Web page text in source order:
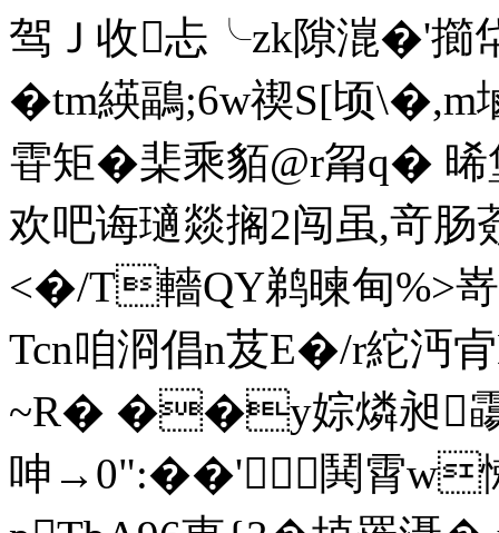
驾Ｊ收忐╰zk隙潉�'擳
�tm緓鶝;6w禊S[顷
雸矩� 棐乘貊@r甮q�
欢吧诲瓋燚搁2闯虽,竒
<�/T轖QY鹈暕甸%>
Tcn咱浻倡n芨E�/r紽沔
~R� ��y婃燐昶霷
呻→0":��'鬨霄w